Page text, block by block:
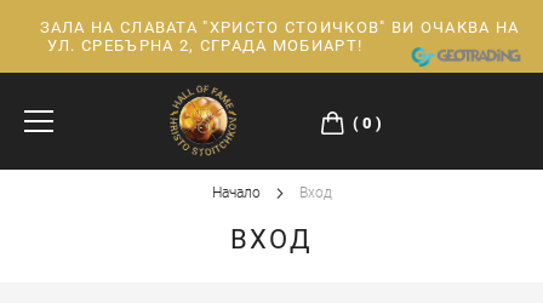
Прескачане
ЗАЛА НА СЛАВАТА "ХРИСТО СТОИЧКОВ" ВИ ОЧАКВА НА
УЛ. СРЕБЪРНА 2, СГРАДА МОБИАРТ!
0
Начало Вход
ВХОД